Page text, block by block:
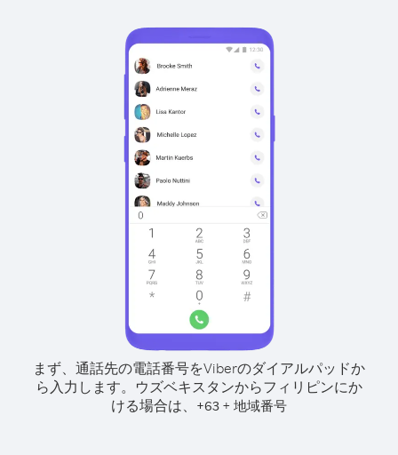
まず、通話先の電話番号をViberのダイアルパッドか
ら入力します。 ウズベキスタンからフィリピンにか
ける場合は、 +63 + 地域番号